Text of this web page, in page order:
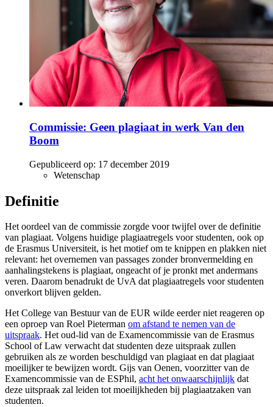
Commissie: Geen plagiaat in werk Van den
Boom
Gepubliceerd op: 17 december 2019
Wetenschap
Definitie
Het oordeel van de commissie zorgde voor twijfel over de definitie
van plagiaat. Volgens huidige plagiaatregels voor studenten, ook op
de Erasmus Universiteit, is het motief om te knippen en plakken niet
relevant: het overnemen van passages zonder bronvermelding en
aanhalingstekens is plagiaat, ongeacht of je pronkt met andermans
veren. Daarom benadrukt de UvA dat plagiaatregels voor studenten
onverkort blijven gelden.
Het College van Bestuur van de EUR wilde eerder niet reageren op
een oproep van Roel Pieterman om afstand te nemen van de
uitspraak. Het oud-lid van de Examencommissie van de Erasmus
School of Law verwacht dat studenten deze uitspraak zullen
gebruiken als ze worden beschuldigd van plagiaat en dat plagiaat
moeilijker te bewijzen wordt. Gijs van Oenen, voorzitter van de
Examencommissie van de ESPhil, acht het onwaarschijnlijk dat
deze uitspraak zal leiden tot moeilijkheden bij plagiaatzaken van
studenten.